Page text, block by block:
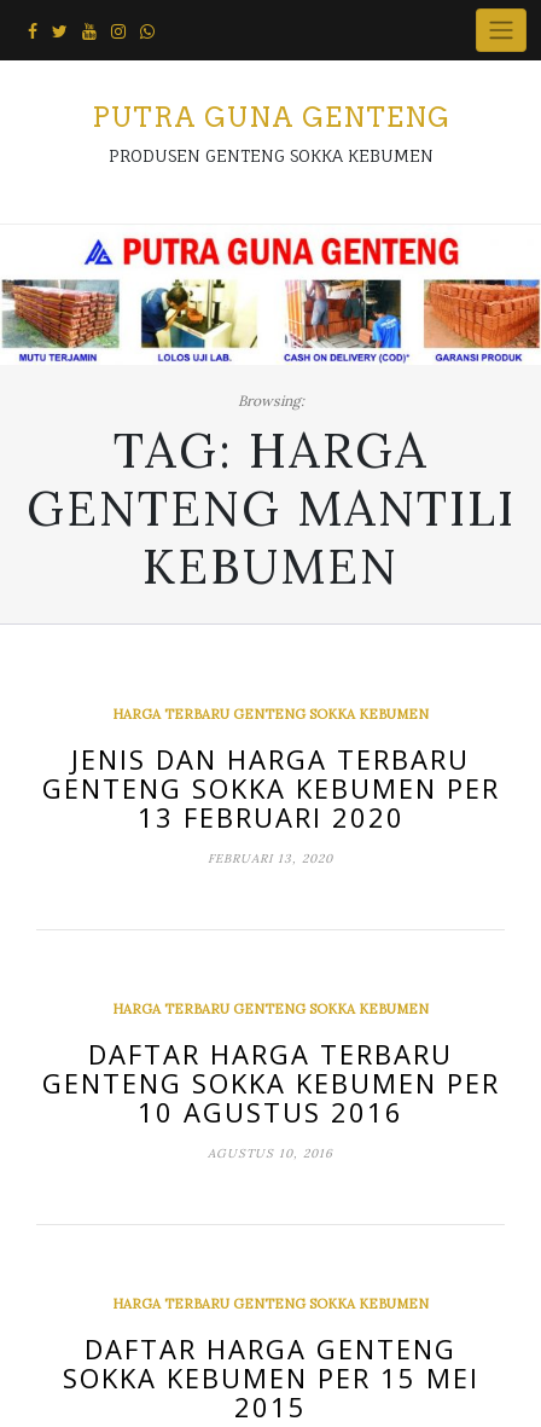
PUTRA GUNA GENTENG
PRODUSEN GENTENG SOKKA KEBUMEN
Browsing:
TAG: HARGA
GENTENG MANTILI
KEBUMEN
HARGA TERBARU GENTENG SOKKA KEBUMEN
JENIS DAN HARGA TERBARU
GENTENG SOKKA KEBUMEN PER
13 FEBRUARI 2020
FEBRUARI 13, 2020
HARGA TERBARU GENTENG SOKKA KEBUMEN
DAFTAR HARGA TERBARU
GENTENG SOKKA KEBUMEN PER
10 AGUSTUS 2016
AGUSTUS 10, 2016
HARGA TERBARU GENTENG SOKKA KEBUMEN
DAFTAR HARGA GENTENG
SOKKA KEBUMEN PER 15 MEI
2015